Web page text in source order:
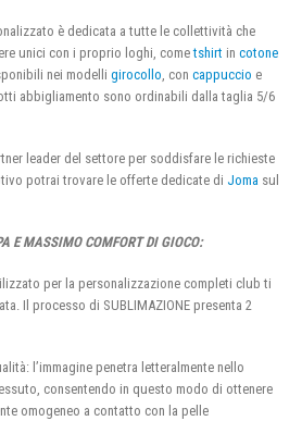
è dedicata a tutte le collettività che
unici con i proprio loghi, cometshirt in cotone
nei modelli girocollo , con cappuccio e
abbigliamento sono ordinabili dalla taglia 5/6
leader del settore per soddisfare le richieste
potrai trovare le offerte dedicate di Joma sul
E MASSIMO COMFORT DI GIOCO:
per la personalizzazione completi club ti
Il processo di SUBLIMAZIONE presenta 2
l’immagine penetra letteralmente nello
consentendo in questo modo di ottenere
omogeneo a contatto con la pelle